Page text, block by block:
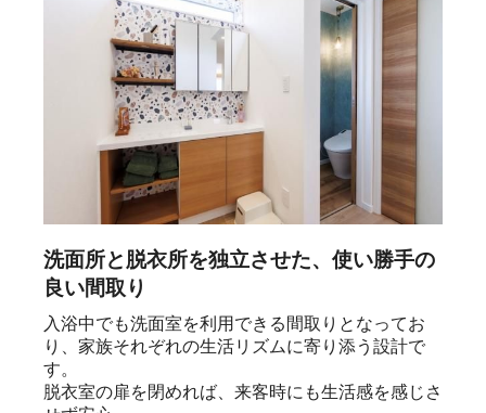
洗面所と脱衣所を独立させた、使い勝手の
良い間取り
入浴中でも洗面室を利用できる間取りとなってお
り、家族それぞれの生活リズムに寄り添う設計で
す。
脱衣室の扉を閉めれば、来客時にも生活感を感じさ